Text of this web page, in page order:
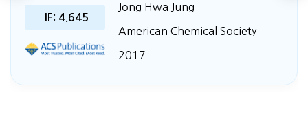
IF: 4.645
Jong Hwa Jung
American Chemical Society
2017